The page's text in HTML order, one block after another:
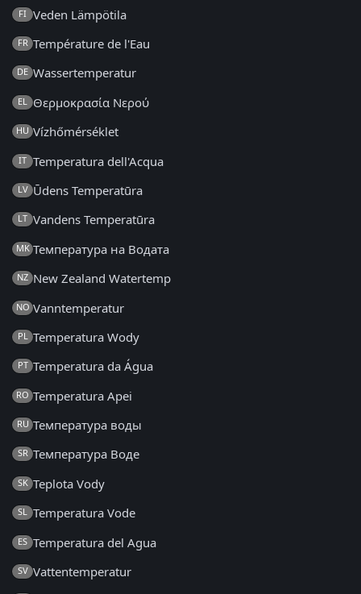
FI Veden Lämpötila
FR Température de l'Eau
DE Wassertemperatur
EL Θερμοκρασία Νερού
HU Vízhőmérséklet
IT Temperatura dell'Acqua
LV Ūdens Temperatūra
LT Vandens Temperatūra
MK Температура на Водата
NZ New Zealand Watertemp
NO Vanntemperatur
PL Temperatura Wody
PT Temperatura da Água
RO Temperatura Apei
RU Температура воды
SR Температура Воде
SK Teplota Vody
SL Temperatura Vode
ES Temperatura del Agua
SV Vattentemperatur